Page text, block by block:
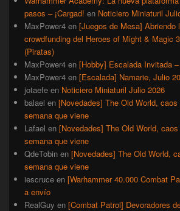
pasos – ¡Cargad! en Noticiero Miniaturil
MaxPower4 en [Juegos de Mesa] Abriendo
crowdfunding del Heroes of Might & Magic
(Piratas)
MaxPower4 en [Hobby] Escalada Invitada
MaxPower4 en [Escalada] Namarie, Julio
jotaefe en Noticiero Miniaturil Julio 2026
balael en [Novedades] The Old World,
semana que viene
Lafael en [Novedades] The Old World,
semana que viene
QdeTobin en [Novedades] The Old World,
semana que viene
iescruce en [Warhammer 40.000 Combat
a envío
RealGuy en [Combat Patrol] Devoradores